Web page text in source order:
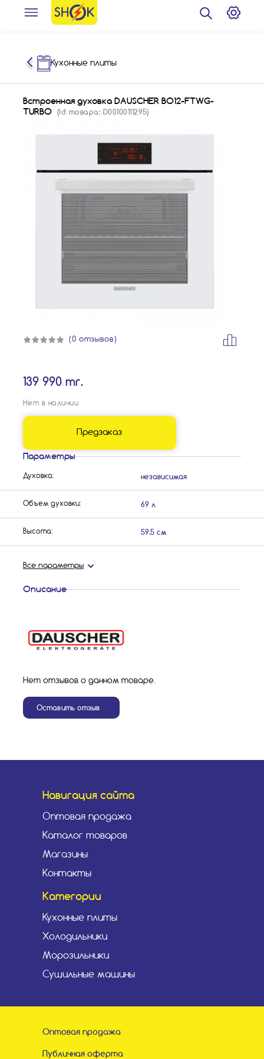
Кухонные плиты
Встроенная духовка DAUSCHER BO12-FTWG-
TURBO (Id товара: D00100111295)
(0 отзывов)
Параметры
Духовка: независимая
Объем духовки: 69 л
Высота: 59.5 см
Все параметры
139 990 тг.
Нет в наличии
Предзаказ
Описание
Нет отзывов о данном товаре.
Оставить отзыв
Навигация сайта
Оптовая продажа
Каталог товаров
Магазины
Контакты
Категории
Кухонные плиты
Холодильники
Морозильники
Сушильные машины
Оптовая продажа
Публичная оферта